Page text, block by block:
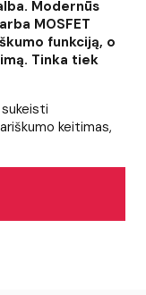
Modernūs
MOSFET
funkciją, o
Tinka tiek
keitimas,